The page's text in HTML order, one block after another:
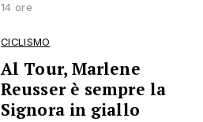
14 ore
CICLISMO
Al Tour, Marlene
Reusser è sempre la
Signora in giallo